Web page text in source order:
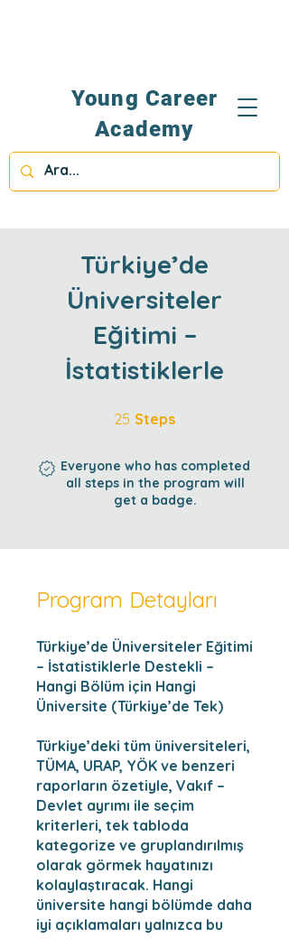
Young Career
Academy
Türkiye’de
Üniversiteler
Eğitimi –
İstatistiklerle
25 Steps
Everyone who has completed
all steps in the program will
get a badge.
Program Detayları
Türkiye’de Üniversiteler Eğitimi
– İstatistiklerle Destekli –
Hangi Bölüm için Hangi
Üniversite (Türkiye’de Tek)
Türkiye’deki tüm üniversiteleri,
TÜMA, URAP, YÖK ve benzeri
raporların özetiyle, Vakıf –
Devlet ayrımı ile seçim
kriterleri, tek tabloda
kategorize ve gruplandırılmış
olarak görmek hayatınızı
kolaylaştıracak. Hangi
üniversite hangi bölümde daha
iyi açıklamaları yalnızca bu